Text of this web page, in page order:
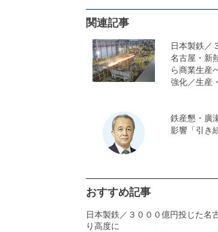
関連記事
日本製鉄／
名古屋・新
ら商業生産
強化／生産
鉄産懇・廣
影響「引き
おすすめ記事
日本製鉄／３０００億円投じた名
り高度に